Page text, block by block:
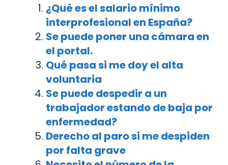
¿Qué es el salario mínimo
interprofesional en España?
Se puede poner una cámara en
el portal.
Qué pasa si me doy el alta
voluntaria
Se puede despedir a un
trabajador estando de baja por
enfermedad?
Derecho al paro si me despiden
por falta grave